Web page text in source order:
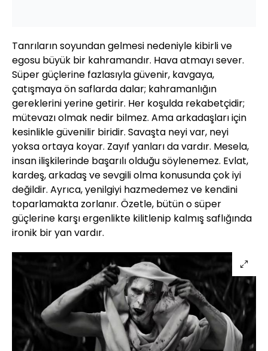
Tanrıların soyundan gelmesi nedeniyle kibirli ve
egosu büyük bir kahramandır. Hava atmayı sever.
Süper güçlerine fazlasıyla güvenir, kavgaya,
çatışmaya ön saflarda dalar; kahramanlığın
gereklerini yerine getirir. Her koşulda rekabetçidir;
mütevazı olmak nedir bilmez. Ama arkadaşları için
kesinlikle güvenilir biridir. Savaşta neyi var, neyi
yoksa ortaya koyar. Zayıf yanları da vardır. Mesela,
insan ilişkilerinde başarılı olduğu söylenemez. Evlat,
kardeş, arkadaş ve sevgili olma konusunda çok iyi
değildir. Ayrıca, yenilgiyi hazmedemez ve kendini
toparlamakta zorlanır. Özetle, bütün o süper
güçlerine karşı ergenlikte kilitlenip kalmış saflığında
ironik bir yan vardır.